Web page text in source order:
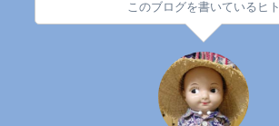
このブログを書いているヒト